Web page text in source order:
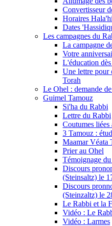
Convertisseur
Horaires
Dates
Les campagnes du
La campagne
Votre
L'éducation
Une lettre pour
Torah
Le Ohel : demande
Guimel Tamouz
Si'ha du Rabbi
Lettre du Rabbi
Coutumes
3 Tamouz :
Maamar Véata
Prier au Ohel
Témoignage
Discours
(Steinsaltz) le
Discours
(Steinzaltz) le
Le Rabbi et la
Vidéo : Le
Vidéo : Larmes